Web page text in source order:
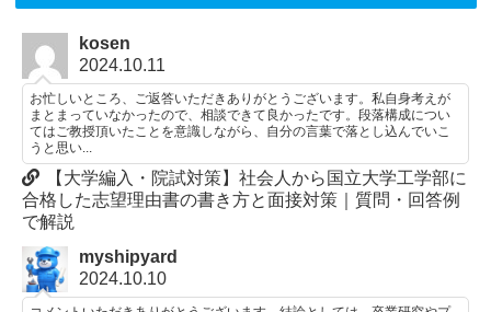
kosen
2024.10.11
お忙しいところ、ご返答いただきありがとうございます。私自身考えが
まとまっていなかったので、相談できて良かったです。段落構成につい
てはご教授頂いたことを意識しながら、自分の言葉で落とし込んでいこ
うと思い...
【大学編入・院試対策】社会人から国立大学工学部に
合格した志望理由書の書き方と面接対策｜質問・回答例
で解説
myshipyard
2024.10.10